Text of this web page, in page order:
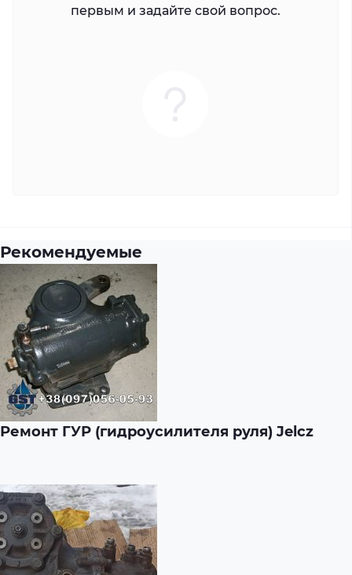
первым и задайте свой вопрос.
Рекомендуемые
Ремонт ГУР (гидроусилителя руля) Jelcz